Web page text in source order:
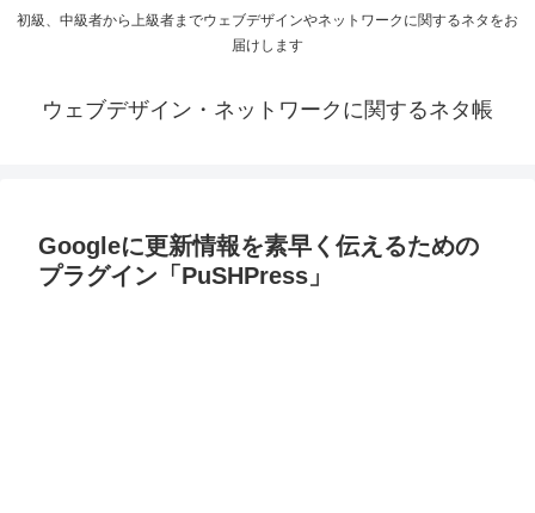
初級、中級者から上級者までウェブデザインやネットワークに関するネタをお
届けします
ウェブデザイン・ネットワークに関するネタ帳
Googleに更新情報を素早く伝えるための
プラグイン「PuSHPress」